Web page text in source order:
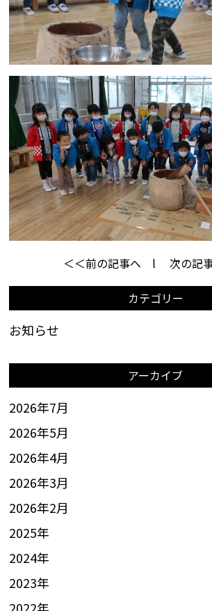
＜＜前の記事へ l次の記
カテゴリー
お知らせ
アーカイブ
2026年7月
2026年5月
2026年4月
2026年3月
2026年2月
2025年
2024年
2023年
2022年